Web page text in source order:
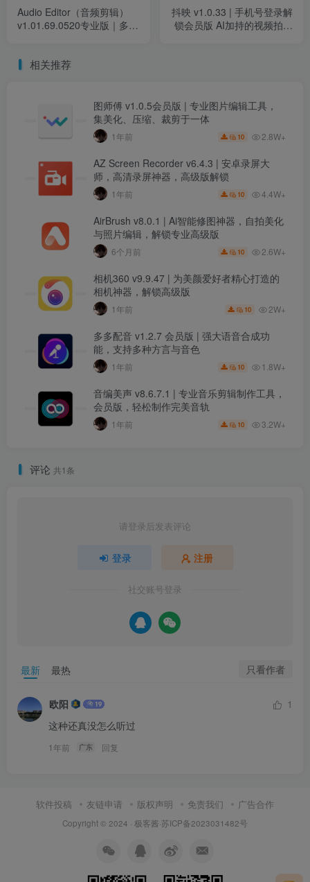
Audio Editor（音频剪辑）
v1.01.69.0520专业版｜多格
抖映 v1.0.33 | 手机号登录解
锁会员版 AI加持的视频拍摄
相关推荐
图师傅 v1.0.5会员版 | 专业图片编辑工具，
集美化、压缩、裁剪于一体
1年前 10 2.8W+
AZ Screen Recorder v6.4.3 | 安卓录屏大
师，高清录屏神器，高级版解锁
1年前 10 4.4W+
AirBrush v8.0.1 | Ai智能修图神器，自拍美化
与照片编辑，解锁专业高级版
6个月前 10 2.6W+
相机360 v9.9.47 | 为美颜爱好者精心打造的
相机神器，解锁高级版
1年前 10 2W+
多多配音 v1.2.7 会员版 | 强大语音合成功
能，支持多种方言与音色
1年前 10 1.8W+
音编美声 v8.6.7.1 | 专业音乐剪辑制作工具，
会员版，轻松制作完美音轨
1年前 10 3.2W+
评论 共1条
请登录后发表评论
登录 注册
社交账号登录
最新 最热 只看作者
欧阳
1
这种还真没怎么听过
1年前 广东 回复
软件投稿 友链申请 版权声明 免责我们 广告合作
Copyright © 2024 · 极客酱·苏ICP备2023031482号